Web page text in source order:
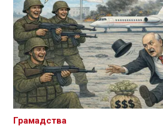
Грамадства